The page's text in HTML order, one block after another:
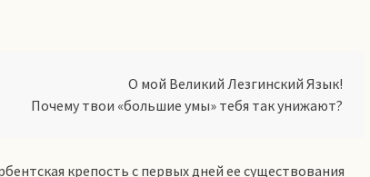
О мой Великий Лезгинский Язык!
Почему твои «большие умы» тебя так унижают?
крепость с первых дней ее существования